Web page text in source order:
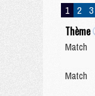
1 2 3
Thème
Match
Match